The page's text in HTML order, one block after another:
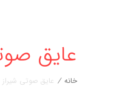
عایق
خانه / عایق صوتی شیراز